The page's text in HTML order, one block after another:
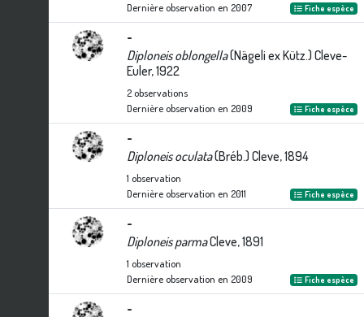
Dernière observation en 2007 Fiche espèce
-
Diploneis oblongella(Nägeli ex Kütz.) Cleve-
Euler, 1922
2observations
Dernière observation en 2009 Fiche espèce
-
Diploneis oculata(Bréb.) Cleve, 1894
1 observation
Dernière observation en 2011 Fiche espèce
-
Diploneis parmaCleve, 1891
1 observation
Dernière observation en 2009 Fiche espèce
-